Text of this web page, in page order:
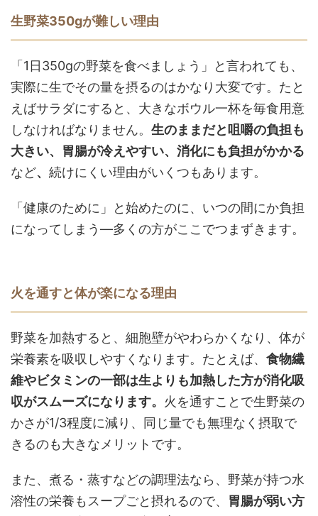
生野菜350gが難しい理由
「1日350gの野菜を食べましょう」と言われても、
実際に生でその量を摂るのはかなり大変です。たと
えばサラダにすると、大きなボウル一杯を毎食用意
しなければなりません。 生のままだと咀嚼の負担も
大きい、胃腸が冷えやすい、消化にも負担がかかる
など、 続けにくい理由がいくつもあります。
「健康のために」と始めたのに、いつの間にか負担
になってしまう—多くの方がここでつまずきます。
火を通すと体が楽になる理由
野菜を加熱すると、細胞壁がやわらかくなり、体が
栄養素を吸収しやすくなります。たとえば、 食物繊
維やビタミンの一部は生よりも加熱した方が消化吸
収がスムーズになります。 火を通すことで生野菜の
かさが1/3程度に減り、同じ量でも無理なく摂取で
きるのも大きなメリットです。
また、煮る・蒸すなどの調理法なら、野菜が持つ水
溶性の栄養もスープごと摂れるので、 胃腸が弱い方